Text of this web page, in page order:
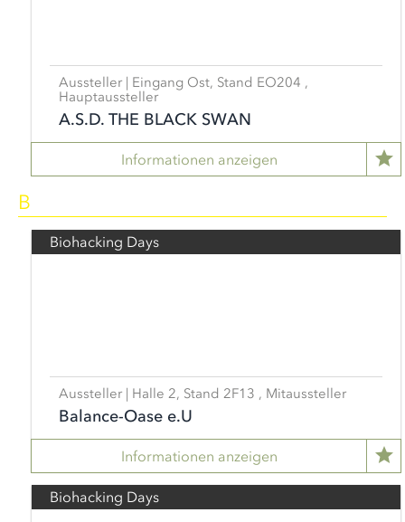
Aussteller | Eingang Ost, Stand EO204 ,
Hauptaussteller
A.S.D. THE BLACK SWAN
Informationen anzeigen
B
Biohacking Days
Aussteller | Halle 2, Stand 2F13 , Mitaussteller
Balance-Oase e.U
Informationen anzeigen
Biohacking Days